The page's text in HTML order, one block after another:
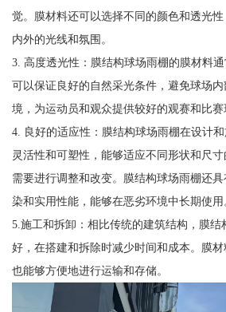
觉。膜材料还可以选择不同的颜色和透光
内外的光线和氛围。
3. 高度透光性：膜结构球场雨棚的膜材料通
可以保证良好的自然采光条件，避免球场
境，为运动员和观众提供较好的观赛和比赛
4. 良好的适应性：膜结构球场雨棚在设计
灵活性和可塑性，能够适应不同形状和尺
需要进行调整和改变。膜结构球场雨棚还
染和实用性能，能够在恶劣环境中长期使用
5.施工和拆卸：相比传统的建筑结构，膜结
好，在搭建和拆除时减少时间和成本。膜
也能够方便地进行运输和存储。